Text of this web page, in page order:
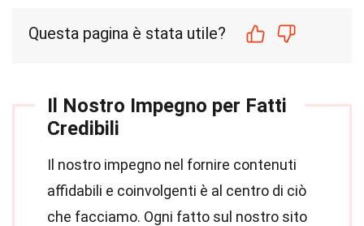
Questa pagina è stata utile?
Il Nostro Impegno per Fatti
Credibili
Il nostro impegno nel fornire contenuti
affidabili e coinvolgenti è al centro di ciò
che facciamo. Ogni fatto sul nostro sito